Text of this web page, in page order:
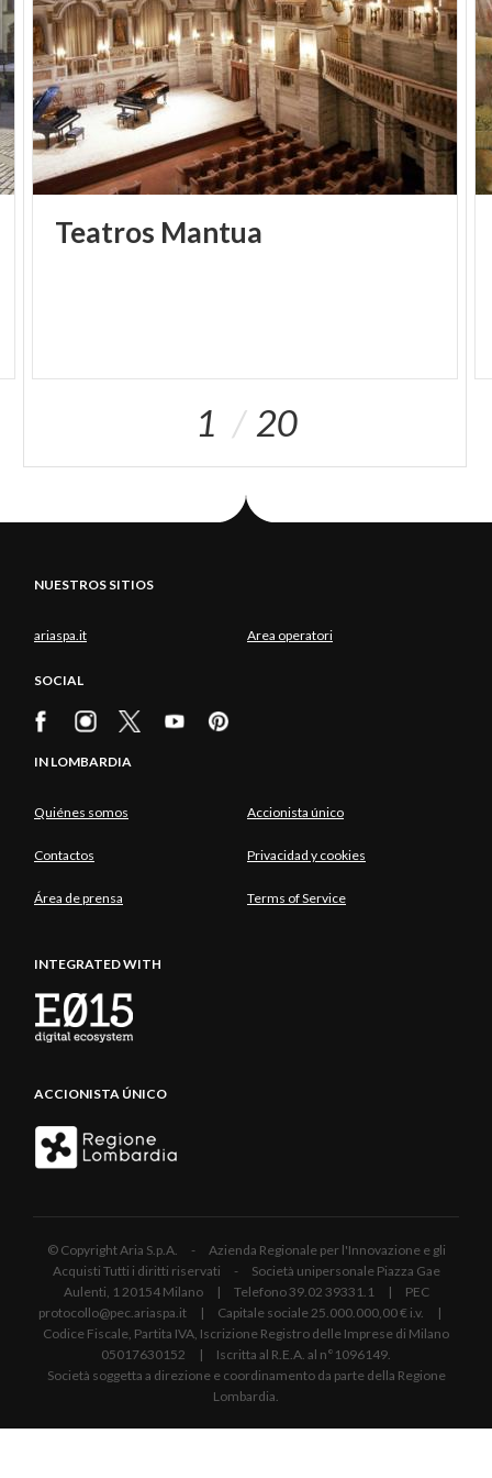
Teatros Mantua
1 20
NUESTROS SITIOS
ariaspa.it Area operatori
SOCIAL
IN LOMBARDIA
Quiénes somos Accionista único
Contactos Privacidad y cookies
Área de prensa Terms of Service
INTEGRATED WITH
ACCIONISTA ÚNICO
© Copyright Aria S.p.A. - Azienda Regionale per l'Innovazione e gli
Acquisti Tutti i diritti riservati - Società unipersonale Piazza Gae
Aulenti, 1 20154 Milano | Telefono 39.02 39331.1 | PEC
protocollo@pec.ariaspa.it | Capitale sociale 25.000.000,00 € i.v. |
Codice Fiscale, Partita IVA, Iscrizione Registro delle Imprese di Milano
05017630152 | Iscritta al R.E.A. al n°1096149.
Società soggetta a direzione e coordinamento da parte della Regione
Lombardia.